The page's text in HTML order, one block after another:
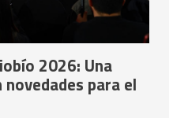
2026: Una
para el